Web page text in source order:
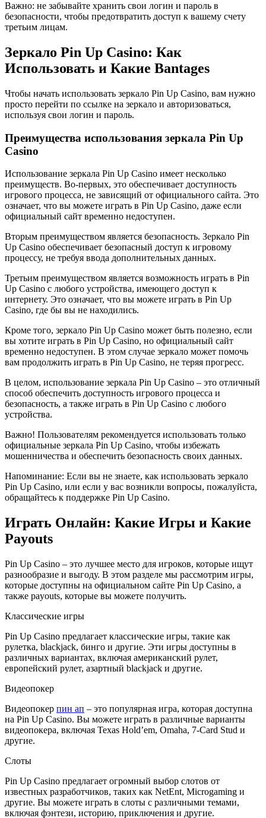
Важно: не забывайте хранить свои логин и пароль в
безопасности, чтобы предотвратить доступ к вашему счету
третьим лицам.
Зеркало Pin Up Casino: Как
Использовать и Какие Вantages
Чтобы начать использовать зеркало Pin Up Casino, вам нужно
просто перейти по ссылке на зеркало и авторизоваться,
используя свои логин и пароль.
Преимущества использования зеркала Pin Up
Casino
Использование зеркала Pin Up Casino имеет несколько
преимуществ. Во-первых, это обеспечивает доступность
игрового процесса, не зависящий от официального сайта. Это
означает, что вы можете играть в Pin Up Casino, даже если
официальный сайт временно недоступен.
Вторым преимуществом является безопасность. Зеркало Pin
Up Casino обеспечивает безопасный доступ к игровому
процессу, не требуя ввода дополнительных данных.
Третьим преимуществом является возможность играть в Pin
Up Casino с любого устройства, имеющего доступ к
интернету. Это означает, что вы можете играть в Pin Up
Casino, где бы вы не находились.
Кроме того, зеркало Pin Up Casino может быть полезно, если
вы хотите играть в Pin Up Casino, но официальный сайт
временно недоступен. В этом случае зеркало может помочь
вам продолжить играть в Pin Up Casino, не теряя прогресс.
В целом, использование зеркала Pin Up Casino – это отличный
способ обеспечить доступность игрового процесса и
безопасность, а также играть в Pin Up Casino с любого
устройства.
Важно! Пользователям рекомендуется использовать только
официальные зеркала Pin Up Casino, чтобы избежать
мошенничества и обеспечить безопасность своих данных.
Напоминание: Если вы не знаете, как использовать зеркало
Pin Up Casino, или если у вас возникли вопросы, пожалуйста,
обращайтесь к поддержке Pin Up Casino.
Играть Онлайн: Какие Игры и Какие
Payouts
Pin Up Casino – это лучшее место для игроков, которые ищут
разнообразие и выгоду. В этом разделе мы рассмотрим игры,
которые доступны на официальном сайте Pin Up Casino, а
также payouts, которые вы можете получить.
Классические игры
Pin Up Casino предлагает классические игры, такие как
рулетка, blackjack, бинго и другие. Эти игры доступны в
различных вариантах, включая американский рулет,
европейский рулет, азартный blackjack и другие.
Видеопокер
Видеопокер пин ап – это популярная игра, которая доступна
на Pin Up Casino. Вы можете играть в различные варианты
видеопокера, включая Texas Hold’em, Omaha, 7-Card Stud и
другие.
Слоты
Pin Up Casino предлагает огромный выбор слотов от
известных разработчиков, таких как NetEnt, Microgaming и
другие. Вы можете играть в слоты с различными темами,
включая фэнтези, историю, приключения и другие.